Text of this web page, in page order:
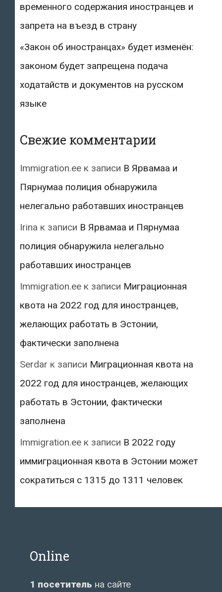
временного содержания иностранцев и
запрета на въезд в страну
«Закон об иностранцах» будет изменён:
законом будет запрещена подача
ходатайств и документов на русском
языке
Свежие комментарии
Immigration.ee к записи В Ярвамаа и
Пярнумаа полиция обнаружила
нелегально работавших иностранцев
Irina к записи В Ярвамаа и Пярнумаа
полиция обнаружила нелегально
работавших иностранцев
Immigration.ee к записи Миграционная
квота на 2022 год для иностранцев,
желающих работать в Эстонии,
фактически заполнена
Serdar к записи Миграционная квота на
2022 год для иностранцев, желающих
работать в Эстонии, фактически
заполнена
Immigration.ee к записи В 2022 году
иммиграционная квота в Эстонии может
сократиться с 1315 до 1311 человек
Online
1 посетитель на сайте